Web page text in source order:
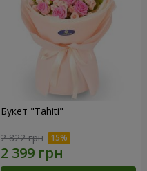
Букет "Tahiti"
2 822 грн